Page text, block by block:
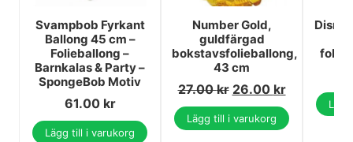
Svampbob Fyrkant
Ballong 45 cm –
Folieballong –
Barnkalas & Party –
SpongeBob Motiv
61.00 kr
Lägg till i varukorg
Number Gold,
guldfärgad
bokstavsfolieballong,
43 cm
27.00kr 26.00 kr
Lägg till i varukorg